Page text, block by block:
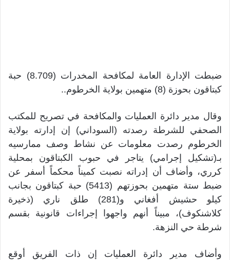
ضبطت الإدارة العامة لمكافحة المخدرات (8.709) حبة
كبتاقون بحوزة (8) متهمين بولاية الخرطوم..
وقال مدير دائرة العمليات والمكافحة في تصريح للمكتب
الصحفي للشرطة رصدته (السوداني) إن إدارته بولاية
الخرطوم رصدت معلومات عن نشاط وصف ممارسيه
بـ(تشكيل إجرامي) يتاجر في حبوب الكبتاقون بمحلية
كرري، وأضاف أن إدراته نصبت كميناً محكماً أسفر عن
ضبط ستة متهمين بحوزتهم (5413) حبة كبتاقون بجانب
كيلو حشيش أفغاني و(281) طلق ناري (ذخيرة
كلاشنكوف)، مبيناً أنهم واجهوا إجراءات قانونية بقسم
شرطة حي النزهة.
وأضاف مدير دائرة العمليات إن ذات الفريق أوقع